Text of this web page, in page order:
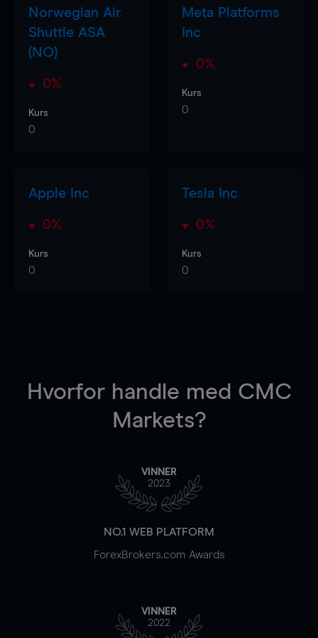
Norwegian Air
Shuttle ASA
(NO)
0%
Kurs
0
Meta Platforms
Inc
0%
Kurs
0
Apple Inc
0%
Kurs
0
Tesla Inc
0%
Kurs
0
Hvorfor handle med CMC
Markets?
VINNER
2023
NO.1 WEB PLATFORM
ForexBrokers.com Awards
VINNER
2022